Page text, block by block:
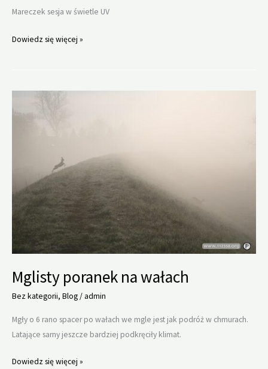
Mareczek sesja w świetle UV
Mareczek
Dowiedz się więcej »
Mglisty poranek na wałach
Bez kategorii, Blog/admin
Mgły o 6 rano spacer po wałach we mgle jest jak podróż w chmurach.
Latające sarny jeszcze bardziej podkręciły klimat.
Mglisty
Dowiedz się więcej »